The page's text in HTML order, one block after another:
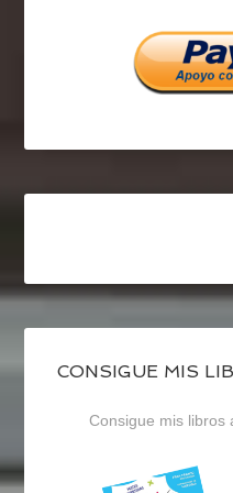
CONSIGUE MIS
Consigue mis libros